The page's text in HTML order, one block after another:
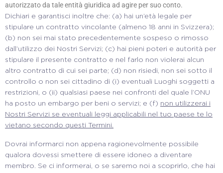
autorizzato da tale entità giuridica ad agire per suo conto.
Dichiari e garantisci inoltre che: (a) hai un’età legale per
stipulare un contratto vincolante (almeno 18 anni in Svizzera);
(b) non sei mai stato precedentemente sospeso o rimosso
dall’utilizzo dei Nostri Servizi; (c) hai pieni poteri e autorità per
stipulare il presente contratto e nel farlo non violerai alcun
altro contratto di cui sei parte; (d) non risiedi, non sei sotto il
controllo o non sei cittadino di (i) eventuali Luoghi soggetti a
restrizioni, o (ii) qualsiasi paese nei confronti del quale l’ONU
ha posto un embargo per beni o servizi; e (f) non utilizzerai i
Nostri Servizi se eventuali leggi applicabili nel tuo paese te lo
vietano secondo questi Termini.
Dovrai informarci non appena ragionevolmente possibile
qualora dovessi smettere di essere idoneo a diventare
membro. Se ci informerai, o se saremo noi a scoprirlo, che hai